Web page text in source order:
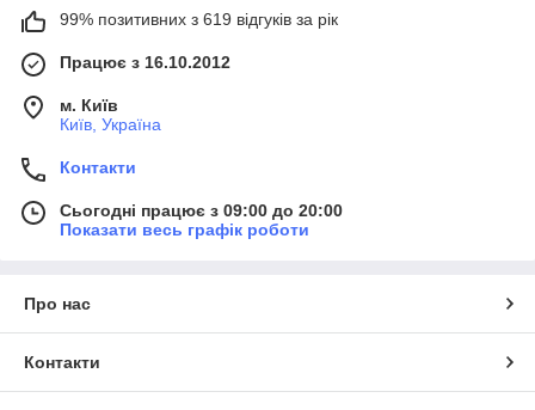
99% позитивних з 619 відгуків за рік
Працює з 16.10.2012
м. Київ
Київ, Україна
Контакти
Сьогодні працює з 09:00 до 20:00
Показати весь графік роботи
Про нас
Контакти